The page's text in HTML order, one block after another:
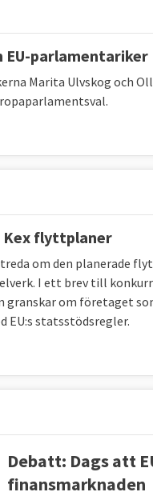
EU-parlamentariker
Marita Ulvskog och
Kex flyttplaner
om den planerade
I ett brev till
granskar om företaget
statsstödsregler.
Debatt: Dags att
finansmarknaden